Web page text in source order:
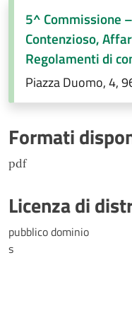
5^ Commissione
Contenzioso,
Regolamenti di
Piazza Duomo, 4,
Formati
pdf
Licenza di
pubblico dominio
s